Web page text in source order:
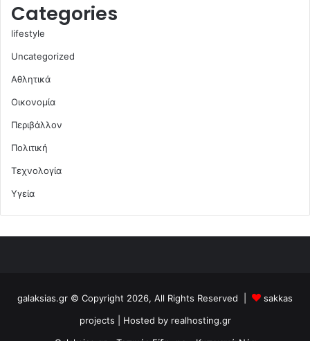
Categories
lifestyle
Uncategorized
Αθλητικά
Οικονομία
Περιβάλλον
Πολιτική
Τεχνολογία
Υγεία
galaksias.gr © Copyright 2026, All Rights Reserved |
sakkas
projects | Hosted by realhosting.gr